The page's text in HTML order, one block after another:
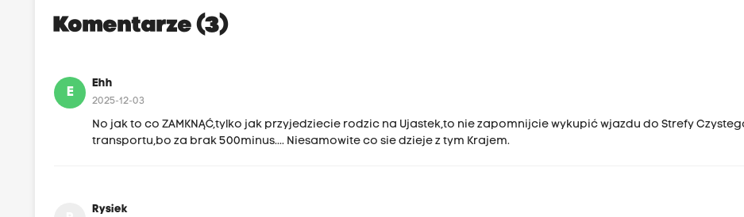
Komentarze (3)
E
Ehh
2025-12-03
No jak to co ZAMKNĄĆ,tylko jak przyjedziecie rodzic na Ujastek,to nie zapomnijcie wykupić wjazdu do Strefy
transportu,bo za brak 500minus.... Niesamowite co sie dzieje z tym Krajem.
Rysiek